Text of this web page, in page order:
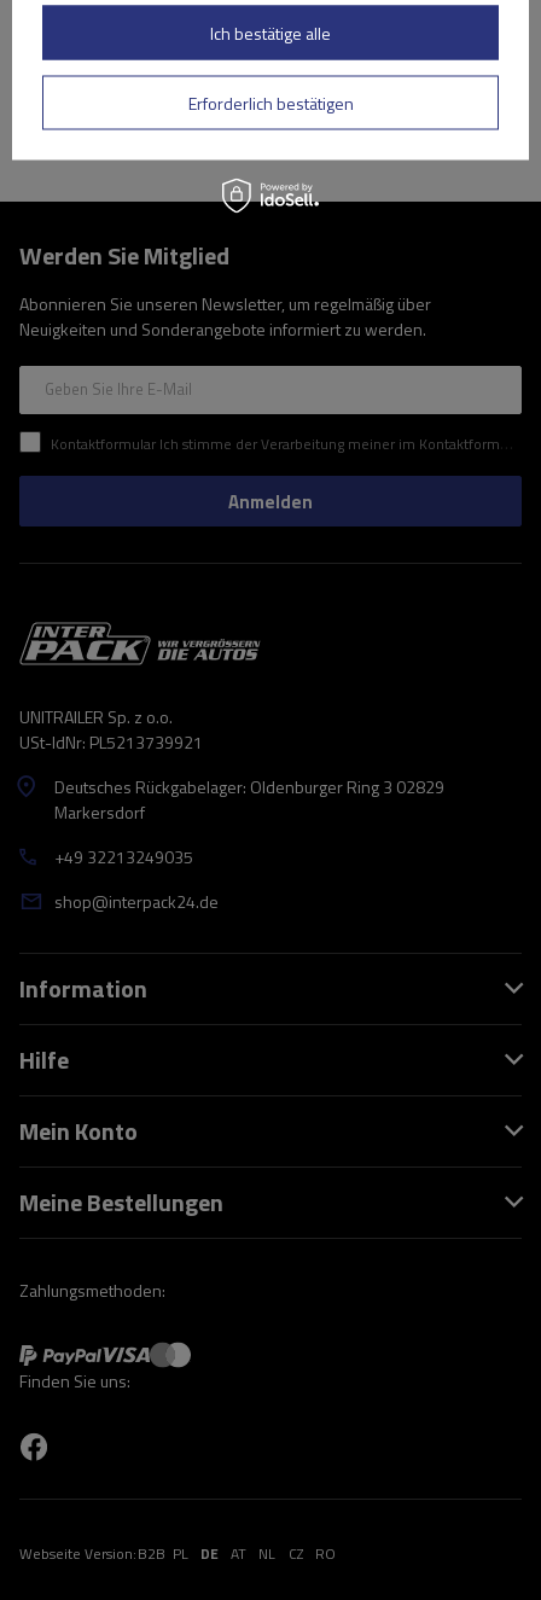
Große Menge verfügbar
Wir versenden schon am10. August
In den
Warenkorb
Werden Sie Mitglied
Abonnieren Sie unseren Newsletter, um regelmäßig über
Neuigkeiten und Sonderangebote informiert zu werden.
Geben Sie Ihre E-Mail
Kontaktformular Ich stimme der Verarbeitung meiner im Kontaktformular enthaltenen personenbezogenen Daten gemäß der Verordnung (EU) des Europäischen Parlaments und des Rates zu.
Anmelden
UNITRAILER Sp. z o.o.
USt-IdNr: PL5213739921
Deutsches Rückgabelager: Oldenburger Ring 3 02829
Markersdorf
+49 32213249035
shop@interpack24.de
Information
Hilfe
Mein Konto
Meine Bestellungen
Zahlungsmethoden:
Finden Sie uns:
Webseite Version:B2B PL DE AT NL CZ RO
Erforderlich bestätigen
Ich bestätige alle